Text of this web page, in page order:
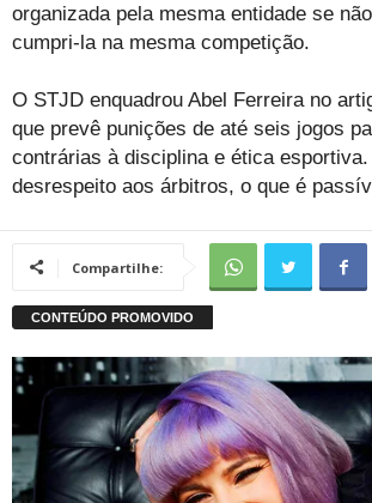
organizada pela mesma entidade se
cumpri-la na mesma competição.
O STJD enquadrou Abel Ferreira no
que prevê punições de até seis jogos
contrárias à disciplina e ética
desrespeito aos árbitros, o que é
Compartilhe: